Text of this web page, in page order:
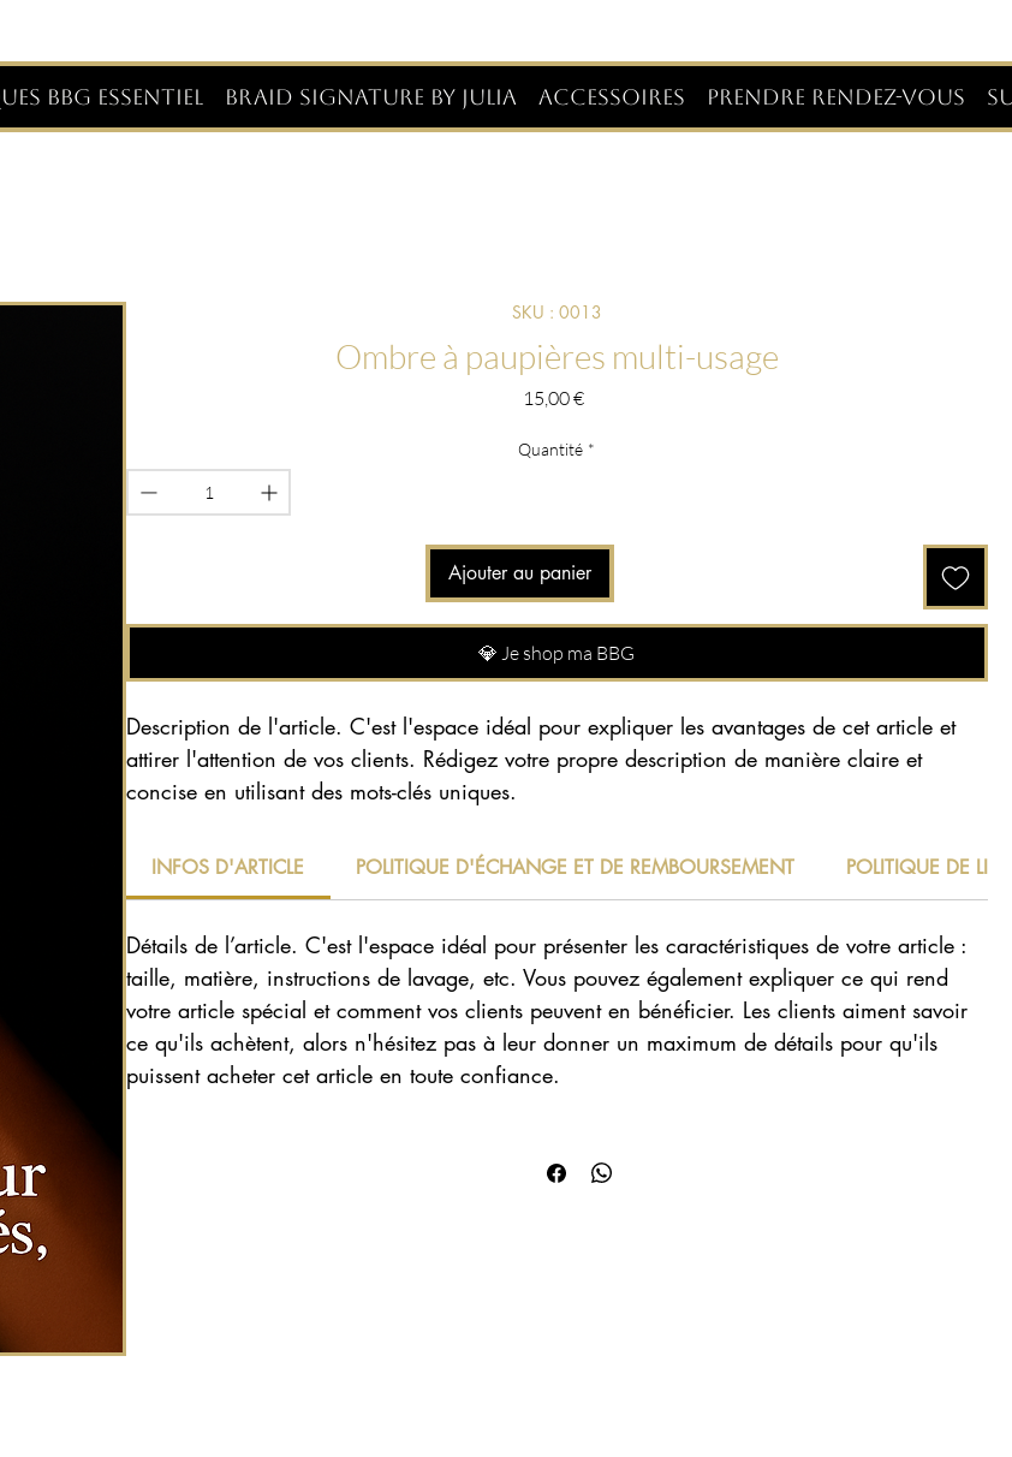
BBG ESSENTIEL BRAID SIGNATURE BY JULIA ACCESSOIRES PRENDRE RENDEZ-VOUS
SKU : 0013
Ombre à paupières multi-usage
15,00 €Prix
Quantité *
Ajouter au panier
💎 Je shop ma BBG
Description de l'article. C'est l'espace idéal pour expliquer les avantages de cet article et
attirer l'attention de vos clients. Rédigez votre propre description de manière claire et
concise en utilisant des mots-clés uniques.
INFOS D'ARTICLE POLITIQUE D'ÉCHANGE ET DE REMBOURSEMENT POLITIQUE DE
Détails de l’article. C'est l'espace idéal pour présenter les caractéristiques de votre article :
taille, matière, instructions de lavage, etc. Vous pouvez également expliquer ce qui rend
votre article spécial et comment vos clients peuvent en bénéficier. Les clients aiment savoir
ce qu'ils achètent, alors n'hésitez pas à leur donner un maximum de détails pour qu'ils
puissent acheter cet article en toute confiance.